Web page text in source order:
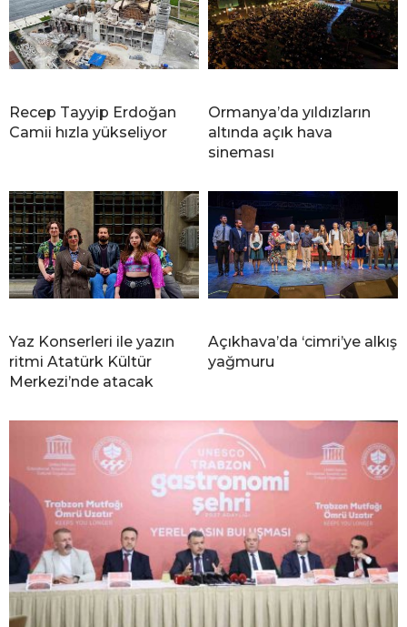
Recep Tayyip Erdoğan
Camii hızla yükseliyor
Ormanya’da yıldızların
altında açık hava
sineması
Yaz Konserleri ile yazın
ritmi Atatürk Kültür
Merkezi’nde atacak
Açıkhava’da ‘cimri’ye alkış
yağmuru